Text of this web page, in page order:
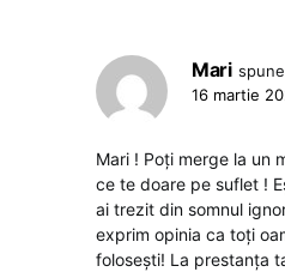
Mari
16 martie
Mari ! Poți merge la un
ce te doare pe suflet !
ai trezit din somnul
exprim opinia ca toți
folosești! La prestanța